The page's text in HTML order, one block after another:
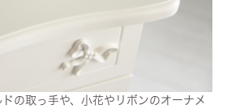
の取っ手や、小花やリボンのオーナメ